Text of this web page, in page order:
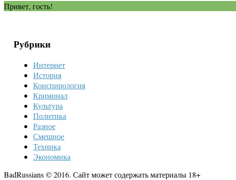
Привет, гость!
Рубрики
Интернет
История
Конспирология
Криминал
Культура
Политика
Разное
Смешное
Техника
Экономика
BadRussians © 2016. Сайт может содержать материалы 18+